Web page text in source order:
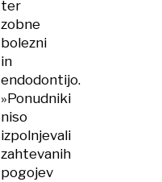
ter
zobne
bolezni
in
endodontijo.
»Ponudniki
niso
izpolnjevali
zahtevanih
pogojev